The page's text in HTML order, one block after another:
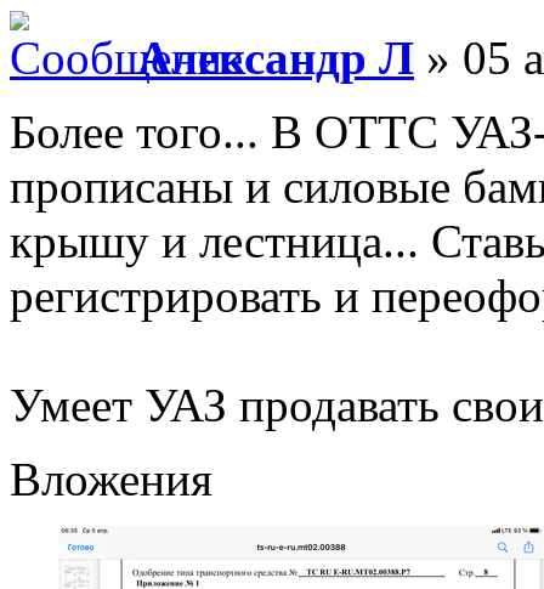
Александр Л » 05
Более того... В ОТТС
прописаны и силовые
крышу и лестница...
регистрировать и
Умеет УАЗ продавать
Вложения